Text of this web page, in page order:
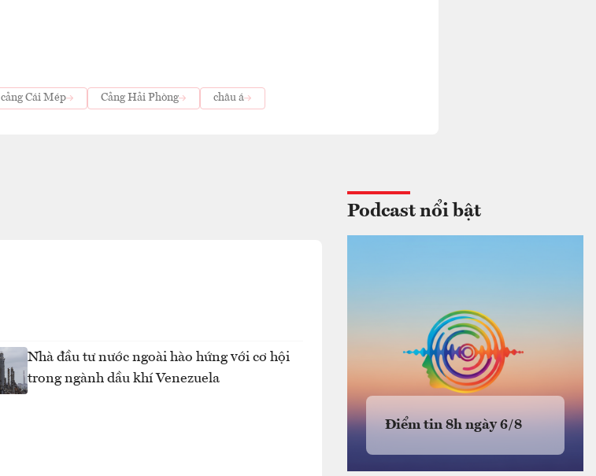
cảng Cái Mép Cảng Hải Phòng châu á
Nhà đầu tư nước ngoài hào hứng với cơ hội
trong ngành dầu khí Venezuela
Podcast nổi bật
Điểm tin 8h ngày 6/8